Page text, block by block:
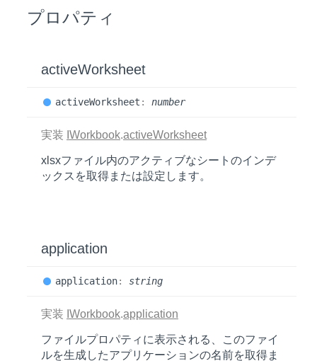
プロパティ
activeWorksheet
activeWorksheet : number
実装 IWorkbook.activeWorksheet
xlsxファイル内のアクティブなシートのインデ
ックスを取得または設定します。
application
application: string
実装 IWorkbook.application
ファイルプロパティに表示される、このファイ
ルを生成したアプリケーションの名前を取得ま